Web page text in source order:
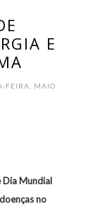
E
FEIRA, MAIO
Dia Mundial
no